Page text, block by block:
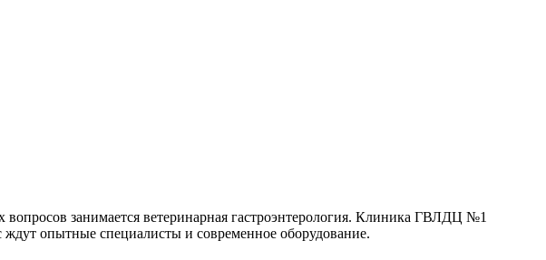
занимается ветеринарная гастроэнтерология. Клиника ГВЛДЦ №1
опытные специалисты и современное оборудование.